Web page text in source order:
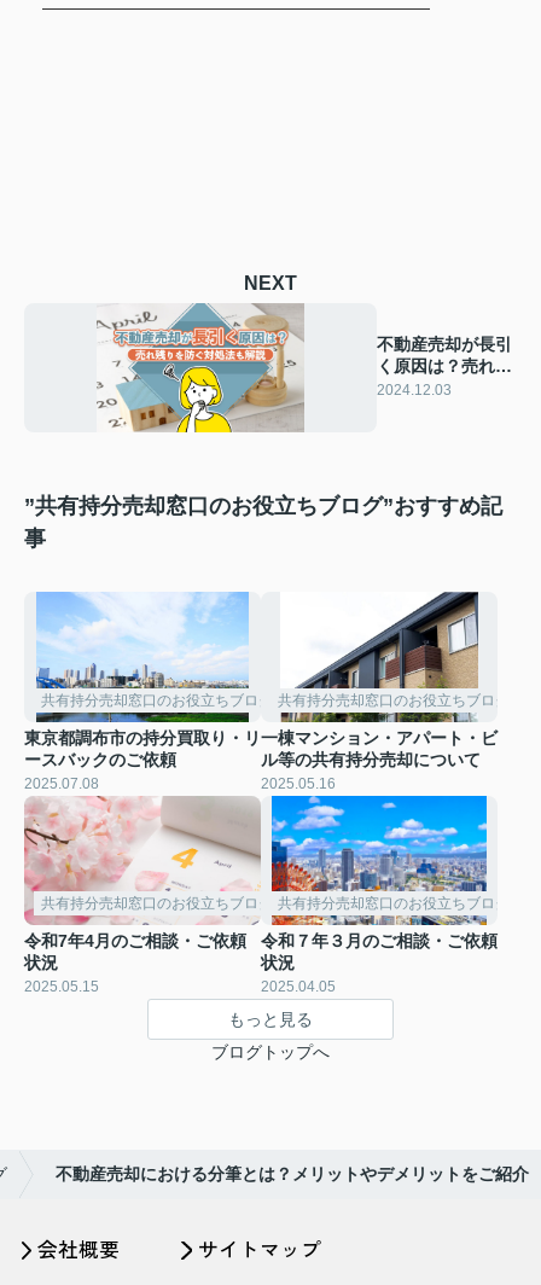
NEXT
不動産売却が長引
く原因は？売れ残
りを防ぐ対処法も
2024.12.03
”共有持分売却窓口のお役立ちブログ”おすすめ記
事
共有持分売却窓口のお役立ちブログ
東京都調布市の持分買取り・リ
ースバックのご依頼
2025.07.08
共有持分売却窓口のお役立ちブログ
一棟マンション・アパート・ビ
ル等の共有持分売却について
2025.05.16
共有持分売却窓口のお役立ちブログ
令和7年4月のご相談・ご依頼
状況
2025.05.15
共有持分売却窓口のお役立ちブログ
令和７年３月のご相談・ご依頼
状況
2025.04.05
もっと見る
ブログトップへ
不動産売却における分筆とは？メリットやデメリットをご紹介
会社概要
サイトマップ